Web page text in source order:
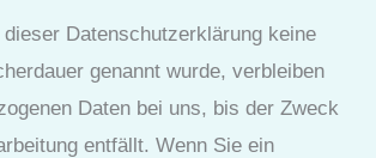
Datenschutzerklärung keine
genannt wurde, verbleiben
Daten bei uns, bis der Zweck
entfällt. Wenn Sie ein